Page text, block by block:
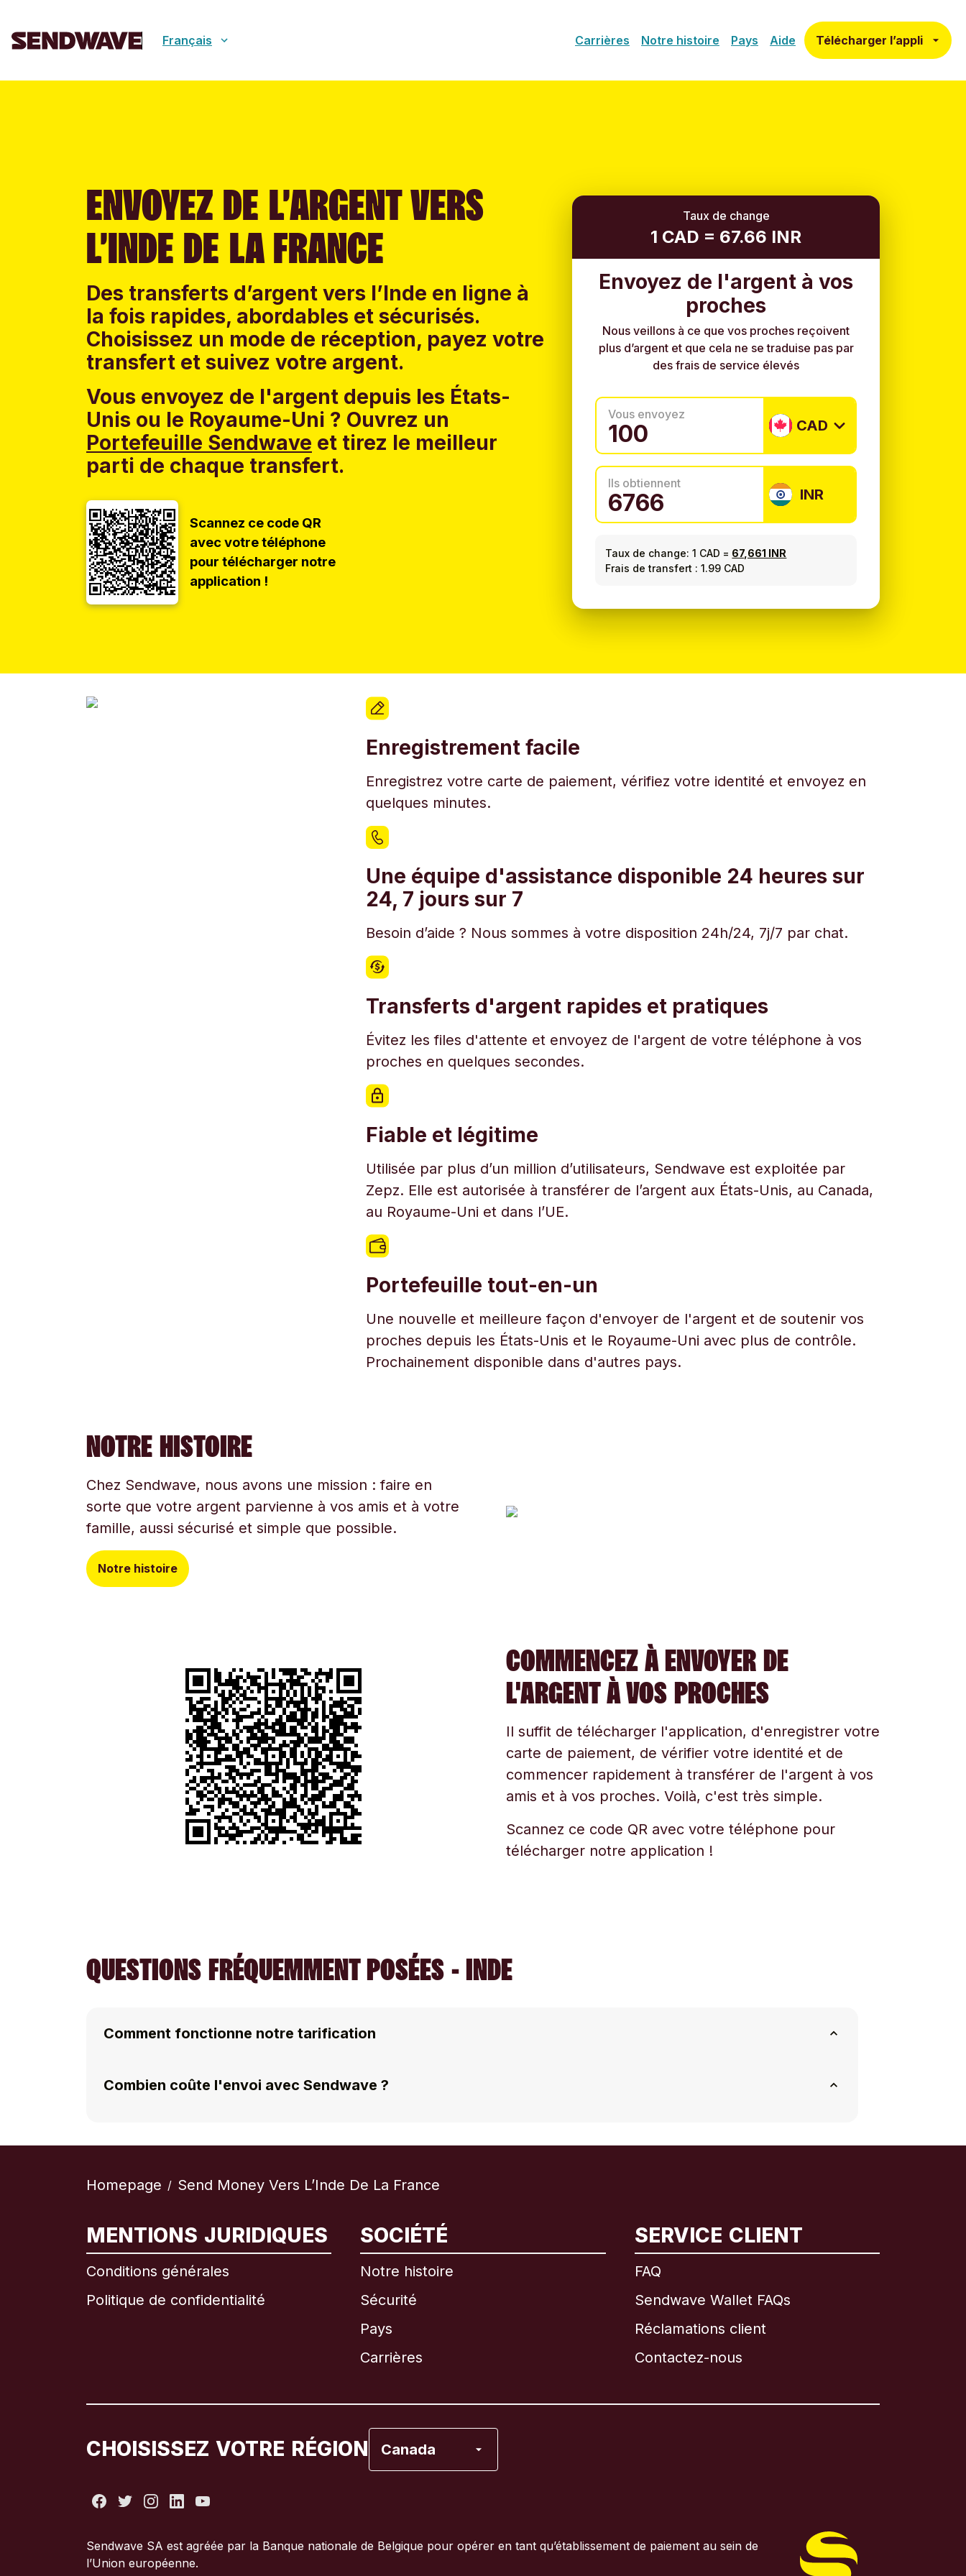
Français Carrières Notre histoire Pays Aide Télécharger l’appli
ENVOYEZ DE L’ARGENT VERS
L’INDE DE LA FRANCE
Des transferts d’argent vers l’Inde en ligne à
la fois rapides, abordables et sécurisés.
Choisissez un mode de réception, payez votre
transfert et suivez votre argent.
Vous envoyez de l'argent depuis les États-
Unis ou le Royaume-Uni ? Ouvrez un
Portefeuille Sendwave et tirez le meilleur
parti de chaque transfert.
Scannez ce code QR
avec votre téléphone
pour télécharger notre
application !
Taux de change
1 CAD = 67.66 INR
Envoyez de l'argent à vos
proches
Nous veillons à ce que vos proches reçoivent
plus d’argent et que cela ne se traduise pas par
des frais de service élevés
Vous envoyez
CAD
Ils obtiennent
INR
Taux de change: 1 CAD = 67,661 INR
Frais de transfert : 1.99 CAD
Enregistrement facile
Enregistrez votre carte de paiement, vérifiez votre identité et envoyez en
quelques minutes.
Une équipe d'assistance disponible 24 heures sur
24, 7 jours sur 7
Besoin d’aide ? Nous sommes à votre disposition 24h/24, 7j/7 par chat.
Transferts d'argent rapides et pratiques
Évitez les files d'attente et envoyez de l'argent de votre téléphone à vos
proches en quelques secondes.
Fiable et légitime
Utilisée par plus d’un million d’utilisateurs, Sendwave est exploitée par
Zepz. Elle est autorisée à transférer de l’argent aux États-Unis, au Canada,
au Royaume-Uni et dans l’UE.
Portefeuille tout-en-un
Une nouvelle et meilleure façon d'envoyer de l'argent et de soutenir vos
proches depuis les États-Unis et le Royaume-Uni avec plus de contrôle.
Prochainement disponible dans d'autres pays.
NOTRE HISTOIRE
Chez Sendwave, nous avons une mission : faire en
sorte que votre argent parvienne à vos amis et à votre
famille, aussi sécurisé et simple que possible.
Notre histoire
COMMENCEZ À ENVOYER DE
L'ARGENT À VOS PROCHES
Il suffit de télécharger l'application, d'enregistrer votre
carte de paiement, de vérifier votre identité et de
commencer rapidement à transférer de l'argent à vos
amis et à vos proches. Voilà, c'est très simple.
Scannez ce code QR avec votre téléphone pour
télécharger notre application !
QUESTIONS FRÉQUEMMENT POSÉES - INDE
Comment fonctionne notre tarification
Combien coûte l'envoi avec Sendwave ?
Homepage / Send Money Vers L’Inde De La France
MENTIONS JURIDIQUES
Conditions générales
Politique de confidentialité
SOCIÉTÉ
Notre histoire
Sécurité
Pays
Carrières
SERVICE CLIENT
FAQ
Sendwave Wallet FAQs
Réclamations client
Contactez-nous
CHOISISSEZ VOTRE RÉGION Canada
International
Brésil
Sendwave SA est agréée par la Banque nationale de Belgique pour opérer en tant qu’établissement de paiement au sein de
l’Union européenne.